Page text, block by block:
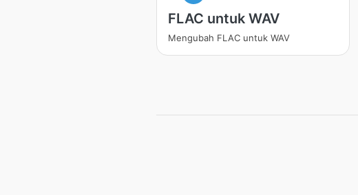
FLAC untuk WAV
Mengubah FLAC untuk WAV